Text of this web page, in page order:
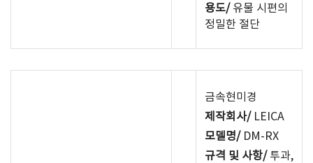
용도/유물 시편의
정밀한 절단
금속현미경
제작회사/LEICA
모델명/DM-RX
규격 및 사항/투과,